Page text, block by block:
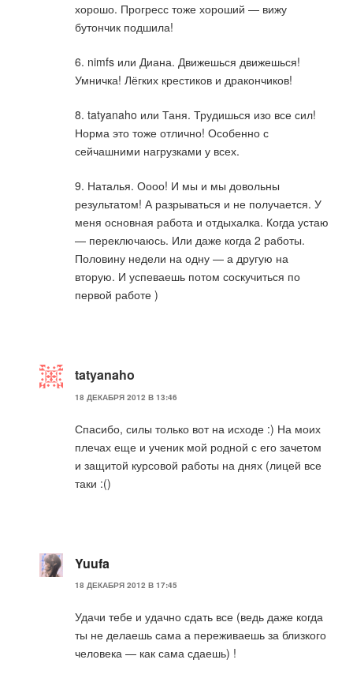
хорошо. Прогресс тоже хороший — вижу
бутончик подшила!
6. nimfs или Диана. Движешься движешься!
Умничка! Лёгких крестиков и дракончиков!
8. tatyanaho или Таня. Трудишься изо все сил!
Норма это тоже отлично! Особенно с
сейчашними нагрузками у всех.
9. Наталья. Оооо! И мы и мы довольны
результатом! А разрываться и не получается. У
меня основная работа и отдыхалка. Когда устаю
— переключаюсь. Или даже когда 2 работы.
Половину недели на одну — а другую на
вторую. И успеваешь потом соскучиться по
первой работе )
tatyanaho
18 ДЕКАБРЯ 2012 В 13:46
Спасибо, силы только вот на исходе :) На моих
плечах еще и ученик мой родной с его зачетом
и защитой курсовой работы на днях (лицей все
таки :()
Yuufa
18 ДЕКАБРЯ 2012 В 17:45
Удачи тебе и удачно сдать все (ведь даже когда
ты не делаешь сама а переживаешь за близкого
человека — как сама сдаешь) !